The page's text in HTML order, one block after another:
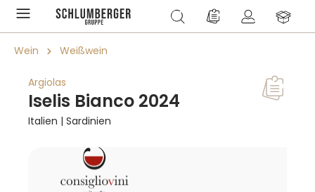
springen Du hast 0 Produkte
Wein Weißwein
Argiolas
Iselis Bianco 2024
Italien | Sardinien
Bildergalerie überspringen